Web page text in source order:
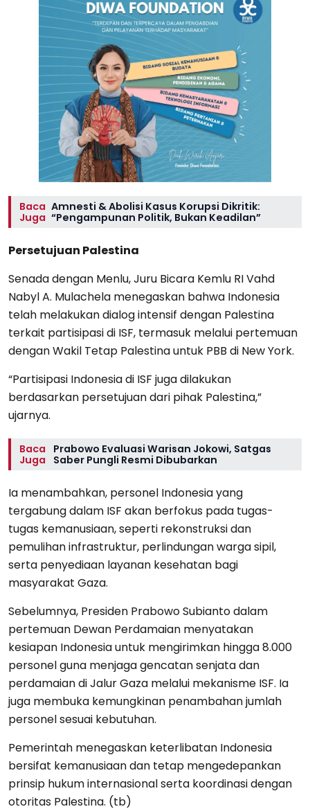
Baca
Juga
Amnesti & Abolisi Kasus Korupsi Dikritik:
“Pengampunan Politik, Bukan Keadilan”
Persetujuan Palestina
Senada dengan Menlu, Juru Bicara Kemlu RI Vahd
Nabyl A. Mulachela menegaskan bahwa Indonesia
telah melakukan dialog intensif dengan Palestina
terkait partisipasi di ISF, termasuk melalui pertemuan
dengan Wakil Tetap Palestina untuk PBB di New York.
“Partisipasi Indonesia di ISF juga dilakukan
berdasarkan persetujuan dari pihak Palestina,”
ujarnya.
Baca
Juga
Prabowo Evaluasi Warisan Jokowi, Satgas
Saber Pungli Resmi Dibubarkan
Ia menambahkan, personel Indonesia yang
tergabung dalam ISF akan berfokus pada tugas-
tugas kemanusiaan, seperti rekonstruksi dan
pemulihan infrastruktur, perlindungan warga sipil,
serta penyediaan layanan kesehatan bagi
masyarakat Gaza.
Sebelumnya, Presiden Prabowo Subianto dalam
pertemuan Dewan Perdamaian menyatakan
kesiapan Indonesia untuk mengirimkan hingga 8.000
personel guna menjaga gencatan senjata dan
perdamaian di Jalur Gaza melalui mekanisme ISF. Ia
juga membuka kemungkinan penambahan jumlah
personel sesuai kebutuhan.
Pemerintah menegaskan keterlibatan Indonesia
bersifat kemanusiaan dan tetap mengedepankan
prinsip hukum internasional serta koordinasi dengan
otoritas Palestina. (tb)